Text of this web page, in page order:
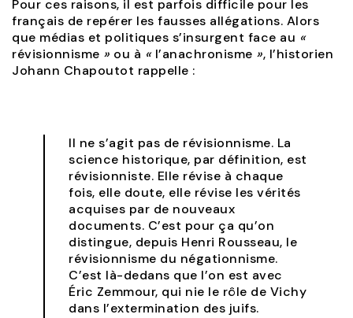
Pour ces raisons, il est parfois difficile pour les
français de repérer les fausses allégations. Alors
que médias et politiques s’insurgent face au «
révisionnisme » ou à «l’anachronisme », l’historien
Johann Chapoutot rappelle :
Il ne s’agit pas de révisionnisme. La
science historique, par définition, est
révisionniste. Elle révise à chaque
fois, elle doute, elle révise les vérités
acquises par de nouveaux
documents. C’est pour ça qu’on
distingue, depuis Henri Rousseau, le
révisionnisme du négationnisme.
C’est là-dedans que l’on est avec
Éric Zemmour, qui nie le rôle de Vichy
dans l’extermination des juifs.